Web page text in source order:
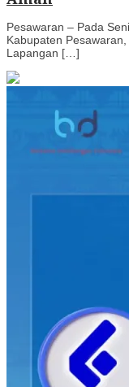
Pesawaran – Pada
Kabupaten
Lapangan […]